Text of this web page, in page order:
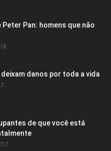
Pan: homens que não
danos por toda a vida
de que você está